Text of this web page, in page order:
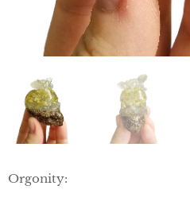
Orgonity: